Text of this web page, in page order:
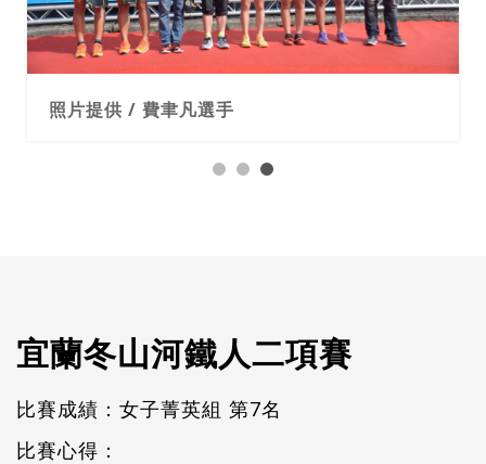
照片提供 / 費聿凡選手
宜蘭冬山河鐵人二項賽
比賽成績：女子菁英組 第7名
比賽心得：